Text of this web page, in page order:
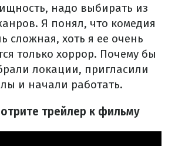
надо выбирать из
Я понял, что комедия
сложная, хоть я ее очень
только хоррор. Почему бы
локации, пригласили
и начали работать.
трейлер к фильму